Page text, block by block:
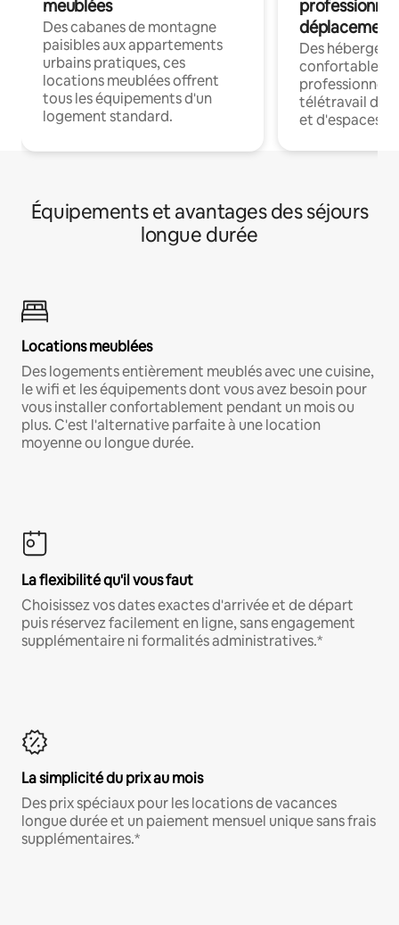
meublées
Des cabanes de montagne
paisibles aux appartements
urbains pratiques, ces
locations meublées offrent
tous les équipements d'un
logement standard.
déplacement
Des
confortables
professionnels
télétravail
et d'espaces
Équipements et avantages des séjours
longue durée
Locations meublées
Des logements entièrement meublés avec une cuisine,
le wifi et les équipements dont vous avez besoin pour
vous installer confortablement pendant un mois ou
plus. C'est l'alternative parfaite à une location
moyenne ou longue durée.
La flexibilité qu'il vous faut
Choisissez vos dates exactes d'arrivée et de départ
puis réservez facilement en ligne, sans engagement
supplémentaire ni formalités administratives.*
La simplicité du prix au mois
Des prix spéciaux pour les locations de vacances
longue durée et un paiement mensuel unique sans frais
supplémentaires.*